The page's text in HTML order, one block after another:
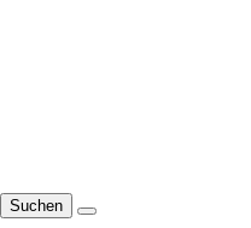
Suchen